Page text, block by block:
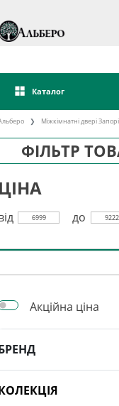
Каталог
Міжкімнатні двері
ФІЛЬТР
ЦІНА
6999 до 9222
Акційна ціна
наявності